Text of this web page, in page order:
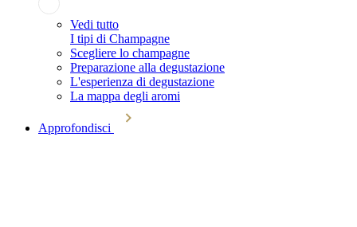
Vedi tutto
I tipi di Champagne
Scegliere lo champagne
Preparazione alla degustazione
L'esperienza di degustazione
La mappa degli aromi
Approfondisci